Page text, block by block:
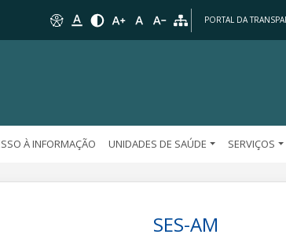
PORTAL DA
À INFORMAÇÃO UNIDADES DE SAÚDE SERVIÇOS
SES-AM